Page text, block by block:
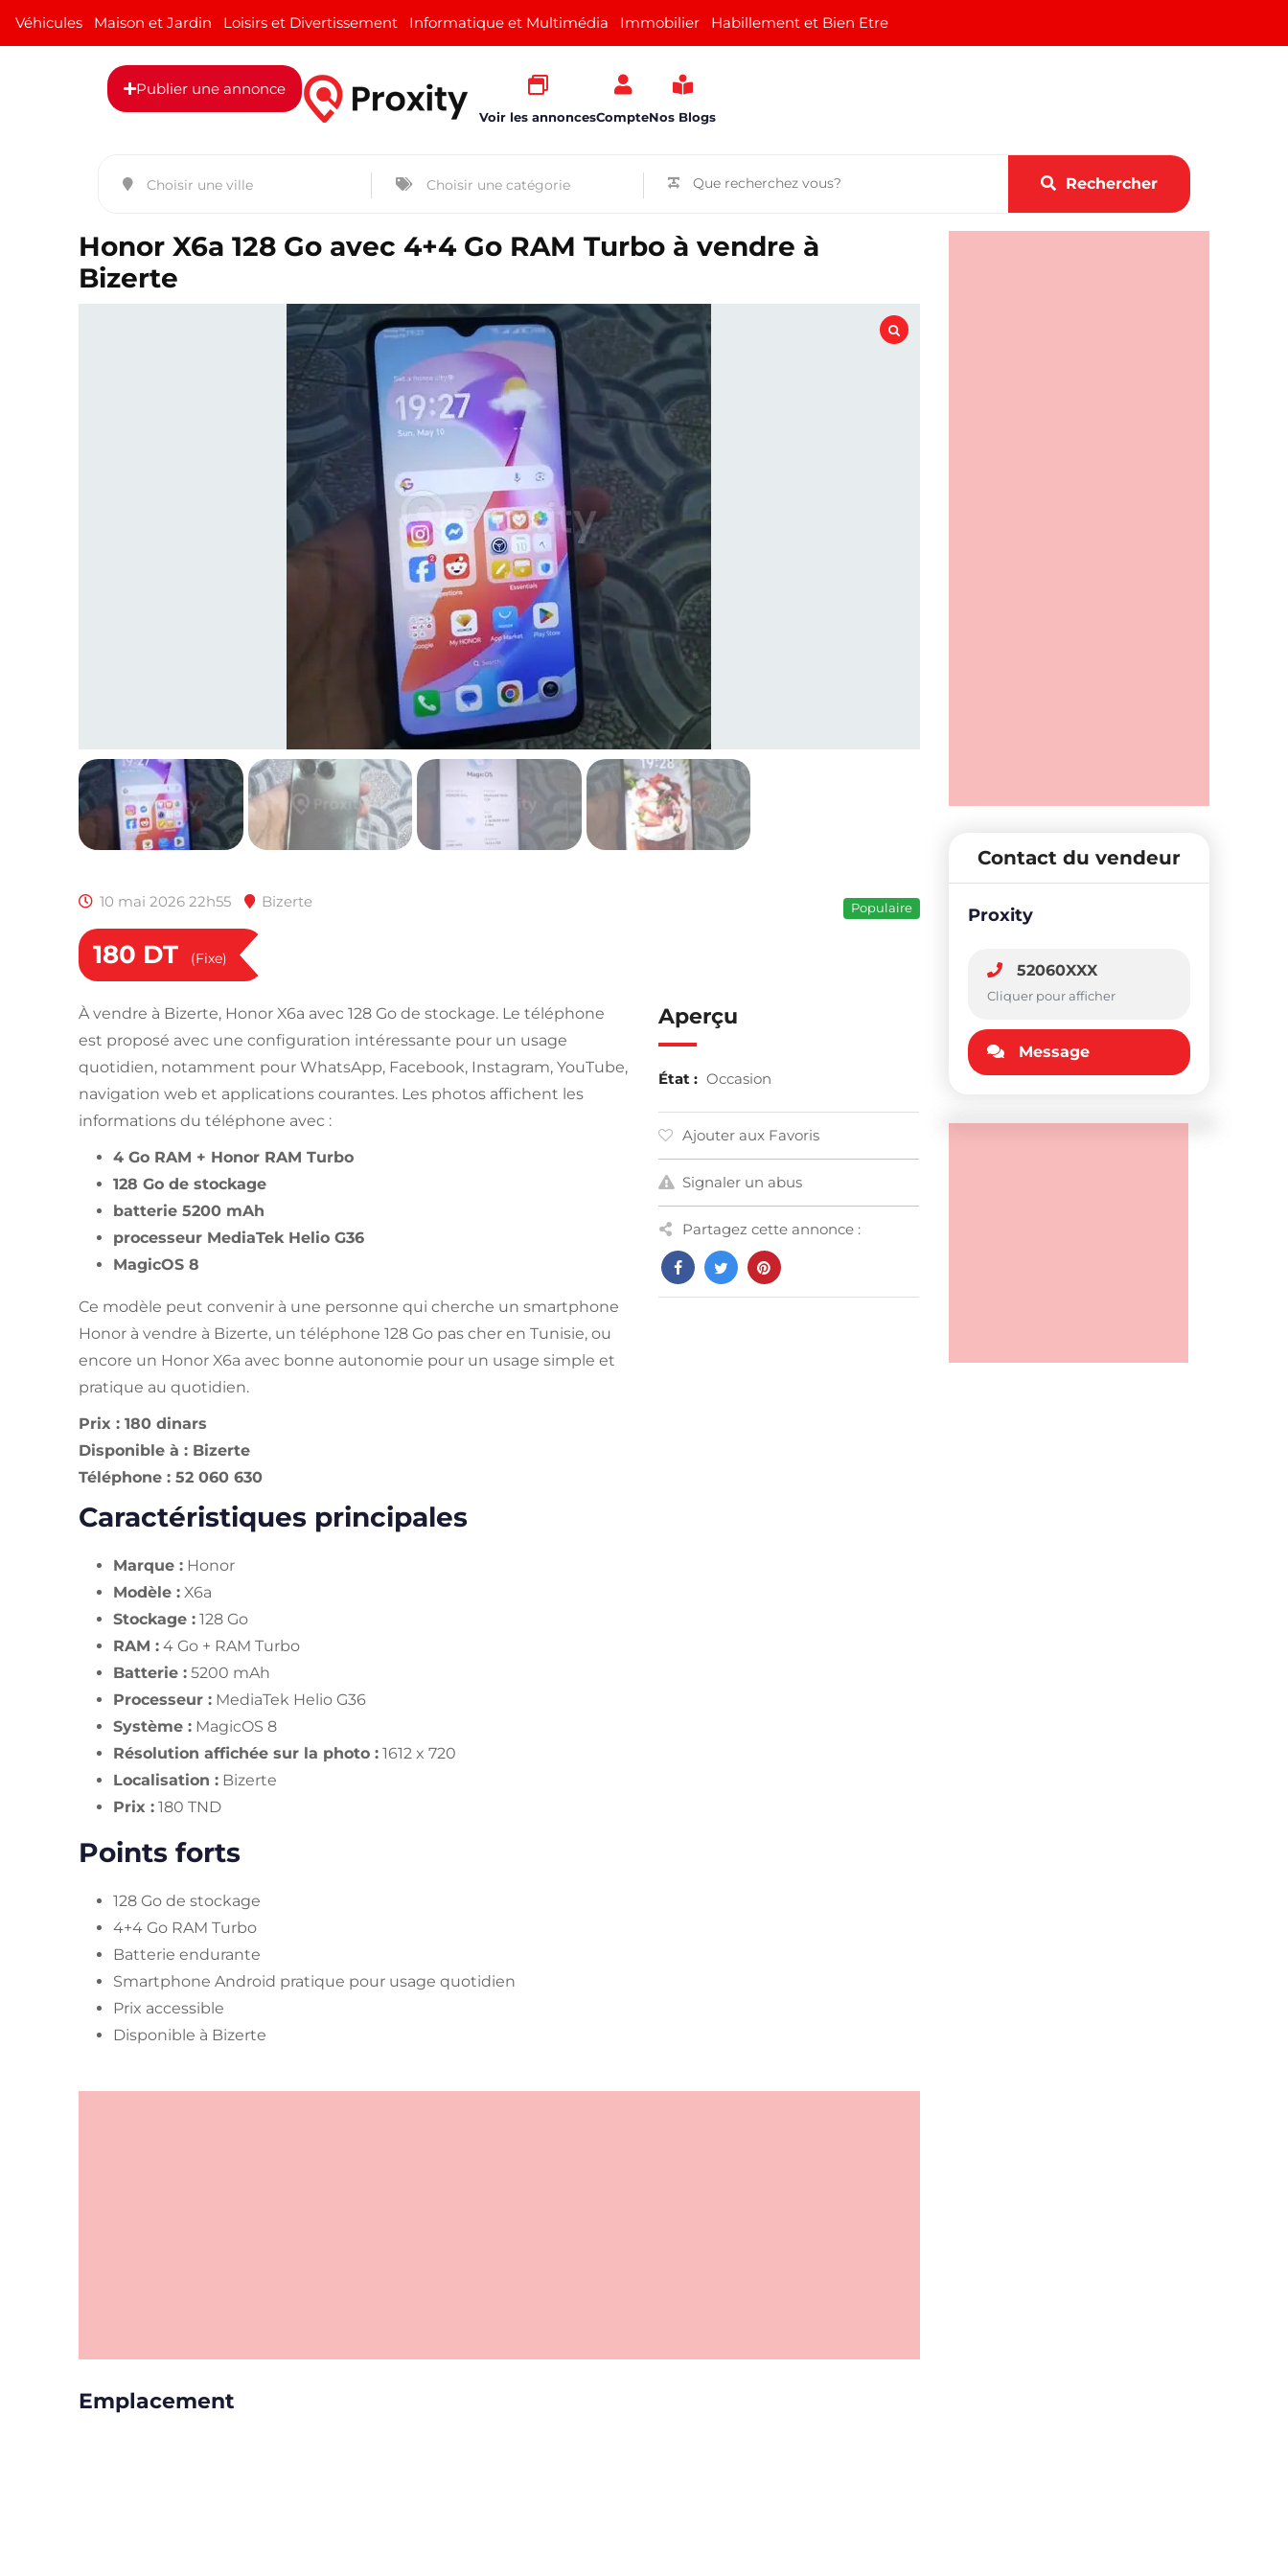
Véhicules Maison et Jardin Loisirs et Divertissement Informatique et Multimédia Immobilier Habillement et Bien Etre
Publier une annonce
Voir les annoncesCompteNos Blogs
Rechercher
Honor X6a 128 Go avec 4+4 Go RAM Turbo à vendre à
Bizerte
10 mai 2026 22h55 Bizerte Populaire
180 DT (Fixe)
À vendre à Bizerte, Honor X6a avec 128 Go de stockage. Le téléphone
est proposé avec une configuration intéressante pour un usage
quotidien, notamment pour WhatsApp, Facebook, Instagram, YouTube,
navigation web et applications courantes. Les photos affichent les
informations du téléphone avec :
4 Go RAM + Honor RAM Turbo
128 Go de stockage
batterie 5200 mAh
processeur MediaTek Helio G36
MagicOS 8
Ce modèle peut convenir à une personne qui cherche un smartphone
Honor à vendre à Bizerte, un téléphone 128 Go pas cher en Tunisie, ou
encore un Honor X6a avec bonne autonomie pour un usage simple et
pratique au quotidien.
Prix : 180 dinars
Disponible à : Bizerte
Téléphone : 52 060 630
Caractéristiques principales
Marque : Honor
Modèle : X6a
Stockage : 128 Go
RAM : 4 Go + RAM Turbo
Batterie : 5200 mAh
Processeur : MediaTek Helio G36
Système : MagicOS 8
Résolution affichée sur la photo : 1612 x 720
Localisation : Bizerte
Prix : 180 TND
Points forts
128 Go de stockage
4+4 Go RAM Turbo
Batterie endurante
Smartphone Android pratique pour usage quotidien
Prix accessible
Disponible à Bizerte
Aperçu
État : Occasion
Ajouter aux Favoris
Signaler un abus
Partagez cette annonce :
Emplacement
Contact du vendeur
Proxity
52060XXX
Cliquer pour afficher
Message